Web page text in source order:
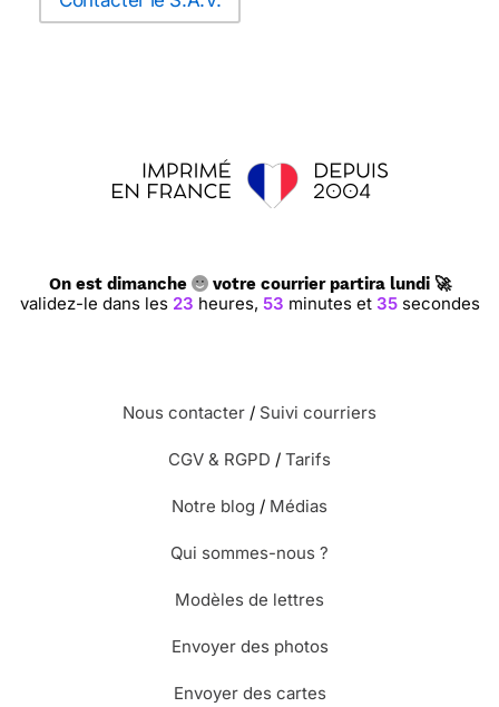
On est dimanche votre courrier partira lundi 🚀
validez-le dans les 23 heures, 53 minutes et 34 secondes
Nous contacter / Suivi courriers
CGV & RGPD / Tarifs
Notre blog / Médias
Qui sommes-nous ?
Modèles de lettres
Envoyer des photos
Envoyer des cartes